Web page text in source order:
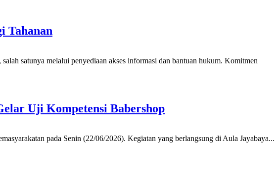
Tahanan
satunya melalui penyediaan akses informasi dan bantuan hukum. Komitmen
Uji Kompetensi Babershop
pada Senin (22/06/2026). Kegiatan yang berlangsung di Aula Jayabaya...